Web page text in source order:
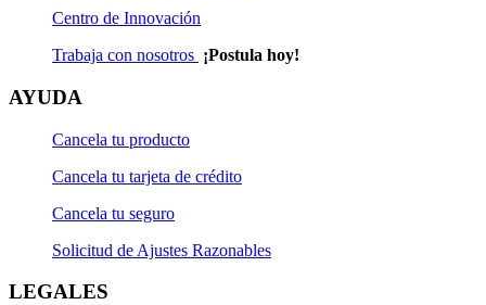
Centro de Innovación
Trabaja con nosotros ¡Postula hoy!
AYUDA
Cancela tu producto
Cancela tu tarjeta de crédito
Cancela tu seguro
Solicitud de Ajustes Razonables
LEGALES